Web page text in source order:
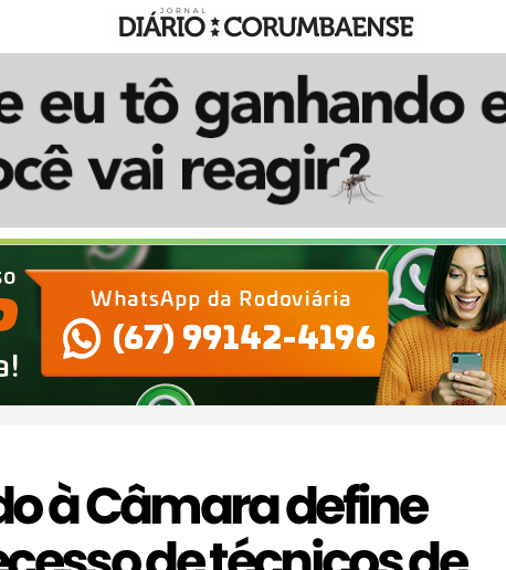
à Câmara define